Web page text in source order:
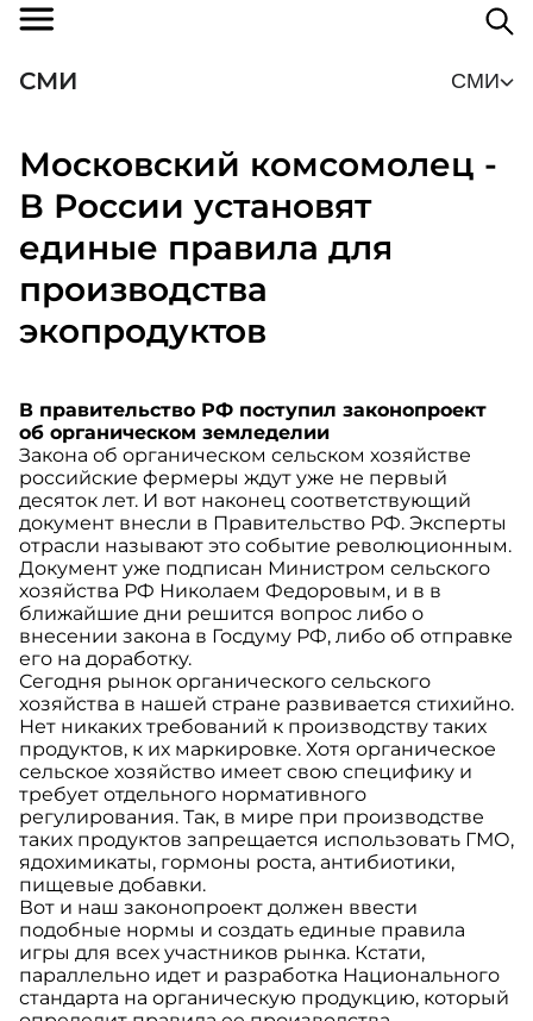
СМИ СМИ
Московский комсомолец -
В России установят
единые правила для
производства
экопродуктов
В правительство РФ поступил законопроект
об органическом земледелии
Закона об органическом сельском хозяйстве
российские фермеры ждут уже не первый
десяток лет. И вот наконец соответствующий
документ внесли в Правительство РФ. Эксперты
отрасли называют это событие революционным.
Документ уже подписан Министром сельского
хозяйства РФ Николаем Федоровым, и в в
ближайшие дни решится вопрос либо о
внесении закона в Госдуму РФ, либо об отправке
его на доработку.
Сегодня рынок органического сельского
хозяйства в нашей стране развивается стихийно.
Нет никаких требований к производству таких
продуктов, к их маркировке. Хотя органическое
сельское хозяйство имеет свою специфику и
требует отдельного нормативного
регулирования. Так, в мире при производстве
таких продуктов запрещается использовать ГМО,
ядохимикаты, гормоны роста, антибиотики,
пищевые добавки.
Вот и наш законопроект должен ввести
подобные нормы и создать единые правила
игры для всех участников рынка. Кстати,
параллельно идет и разработка Национального
стандарта на органическую продукцию, который